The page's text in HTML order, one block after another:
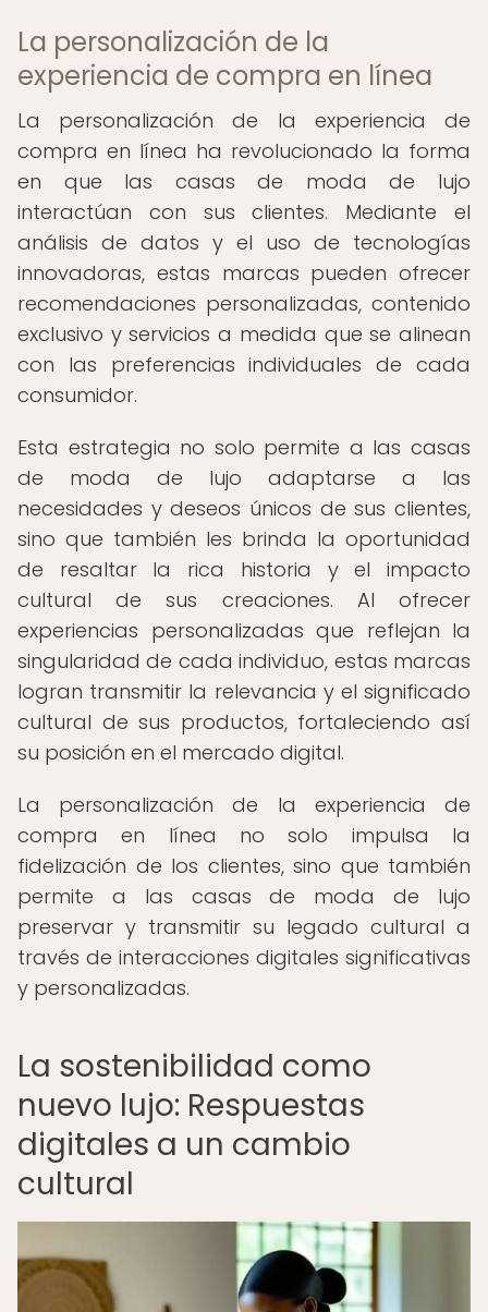
La personalización de la
experiencia de compra en línea
La personalización de la experiencia de
compra en línea ha revolucionado la forma
en que las casas de moda de lujo
interactúan con sus clientes. Mediante el
análisis de datos y el uso de tecnologías
innovadoras, estas marcas pueden ofrecer
recomendaciones personalizadas, contenido
exclusivo y servicios a medida que se alinean
con las preferencias individuales de cada
consumidor.
Esta estrategia no solo permite a las casas
de moda de lujo adaptarse a las
necesidades y deseos únicos de sus clientes,
sino que también les brinda la oportunidad
de resaltar la rica historia y el impacto
cultural de sus creaciones. Al ofrecer
experiencias personalizadas que reflejan la
singularidad de cada individuo, estas marcas
logran transmitir la relevancia y el significado
cultural de sus productos, fortaleciendo así
su posición en el mercado digital.
La personalización de la experiencia de
compra en línea no solo impulsa la
fidelización de los clientes, sino que también
permite a las casas de moda de lujo
preservar y transmitir su legado cultural a
través de interacciones digitales significativas
y personalizadas.
La sostenibilidad como
nuevo lujo: Respuestas
digitales a un cambio
cultural